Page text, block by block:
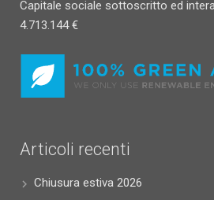
Capitale sociale sottoscritto ed
4.713.144 €
Articoli recenti
Chiusura estiva 2026